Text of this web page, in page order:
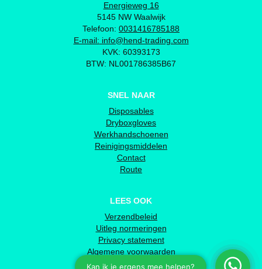
Energieweg 16
5145 NW Waalwijk
Telefoon: 0031416785188
E-mail: info@hend-trading.com
KVK: 60393173
BTW: NL001786385B67
SNEL NAAR
Disposables
Dryboxgloves
Werkhandschoenen
Reinigingsmiddelen
Contact
Route
LEES OOK
Verzendbeleid
Uitleg normeringen
Privacy statement
Algemene voorwaarden